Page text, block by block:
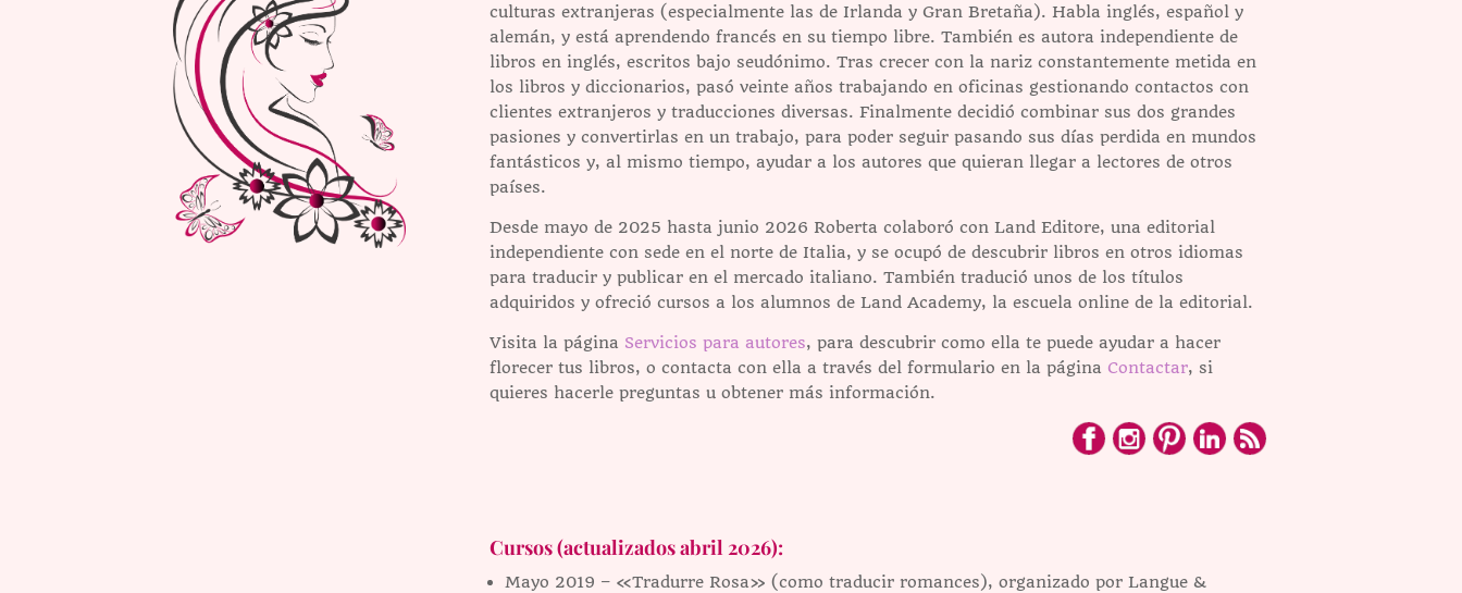
culturas extranjeras (especialmente las de Irlanda y Gran Bretaña). Habla inglés, español y
alemán, y está aprendendo francés en su tiempo libre. También es autora independiente de
libros en inglés, escritos bajo seudónimo. Tras crecer con la nariz constantemente metida en
los libros y diccionarios, pasó veinte años trabajando en oficinas gestionando contactos con
clientes extranjeros y traducciones diversas. Finalmente decidió combinar sus dos grandes
pasiones y convertirlas en un trabajo, para poder seguir pasando sus días perdida en mundos
fantásticos y, al mismo tiempo, ayudar a los autores que quieran llegar a lectores de otros
países.
Desde mayo de 2025 hasta junio 2026 Roberta colaboró con Land Editore, una editorial
independiente con sede en el norte de Italia, y se ocupó de descubrir libros en otros idiomas
para traducir y publicar en el mercado italiano. También tradució unos de los títulos
adquiridos y ofreció cursos a los alumnos de Land Academy, la escuela online de la editorial.
Visita la página Servicios para autores, para descubrir como ella te puede ayudar a hacer
florecer tus libros, o contacta con ella a través del formulario en la página Contactar, si
quieres hacerle preguntas u obtener más información.
Cursos (actualizados abril 2026):
Mayo 2019 – «Tradurre Rosa» (como traducir romances), organizado por Langue &